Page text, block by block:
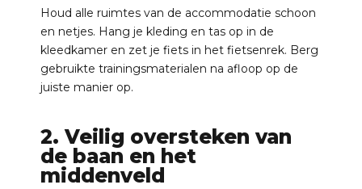
Houd alle ruimtes van de accommodatie schoon
en netjes. Hang je kleding en tas op in de
kleedkamer en zet je fiets in het fietsenrek. Berg
gebruikte trainingsmaterialen na afloop op de
juiste manier op.
2. Veilig oversteken van
de baan en het
middenveld